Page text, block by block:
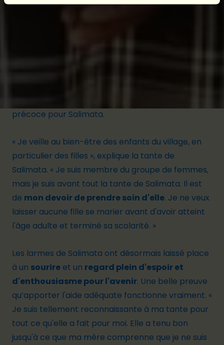
précoce pour Salimata.
« Je veille au bien-être des enfants du village, en
particulier des filles », explique la tante de
Salimata. « Je suis membre du groupe de femmes,
mais je suis avant tout la tante de Salimata. Il est
de mon devoir de prendre soin d'elle. Je ne veux
laisser aucune fille se marier avant d'avoir atteint
l'âge adulte et terminé sa scolarité. »
Les larmes de Salimata ont désormais laissé place
à un sourire et un regard plein d'espoir et
d'enthousiasme pour l'avenir. Une belle preuve
qu’apporter l'aide adéquate fonctionne vraiment. «
Je suis tellement reconnaissante à ma tante pour
tout ce qu'elle a fait pour moi. Elle a tenu bon
jusqu'à ce que ma mère comprenne que je ne suis